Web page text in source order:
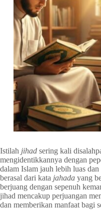
Istilah jihad sering kali
mengidentikkannya dengan
dalam Islam jauh lebih luas
berasal dari kata jahada yang
berjuang dengan sepenuh
jihad mencakup perjuangan
dan memberikan manfaat bagi